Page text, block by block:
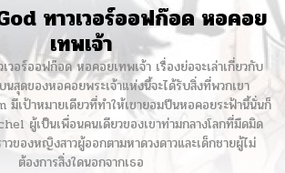
ทาวเวอร์ออฟก๊อด หอคอย
เทพเจ้า
อร์ออฟก๊อด หอคอยเทพเจ้า เรื่องย่อจะเล่าเกี่ยวกับ
สุดของหอคอยพระเจ้าแห่งนี้จะได้รับสิ่งที่พวกเขา
มีเป้าหมายเดียวที่ทำให้เขายอมปีนหอคอยระฟ้านี้นั่นก็
ผู้เป็นเพื่อนคนเดียวของเขาท่ามกลางโลกที่มืดมิด
วของหญิงสาวผู้ออกตามหาดวงดาวและเด็กชายผู้ไม่
ต้องการสิ่งใดนอกจากเธอ